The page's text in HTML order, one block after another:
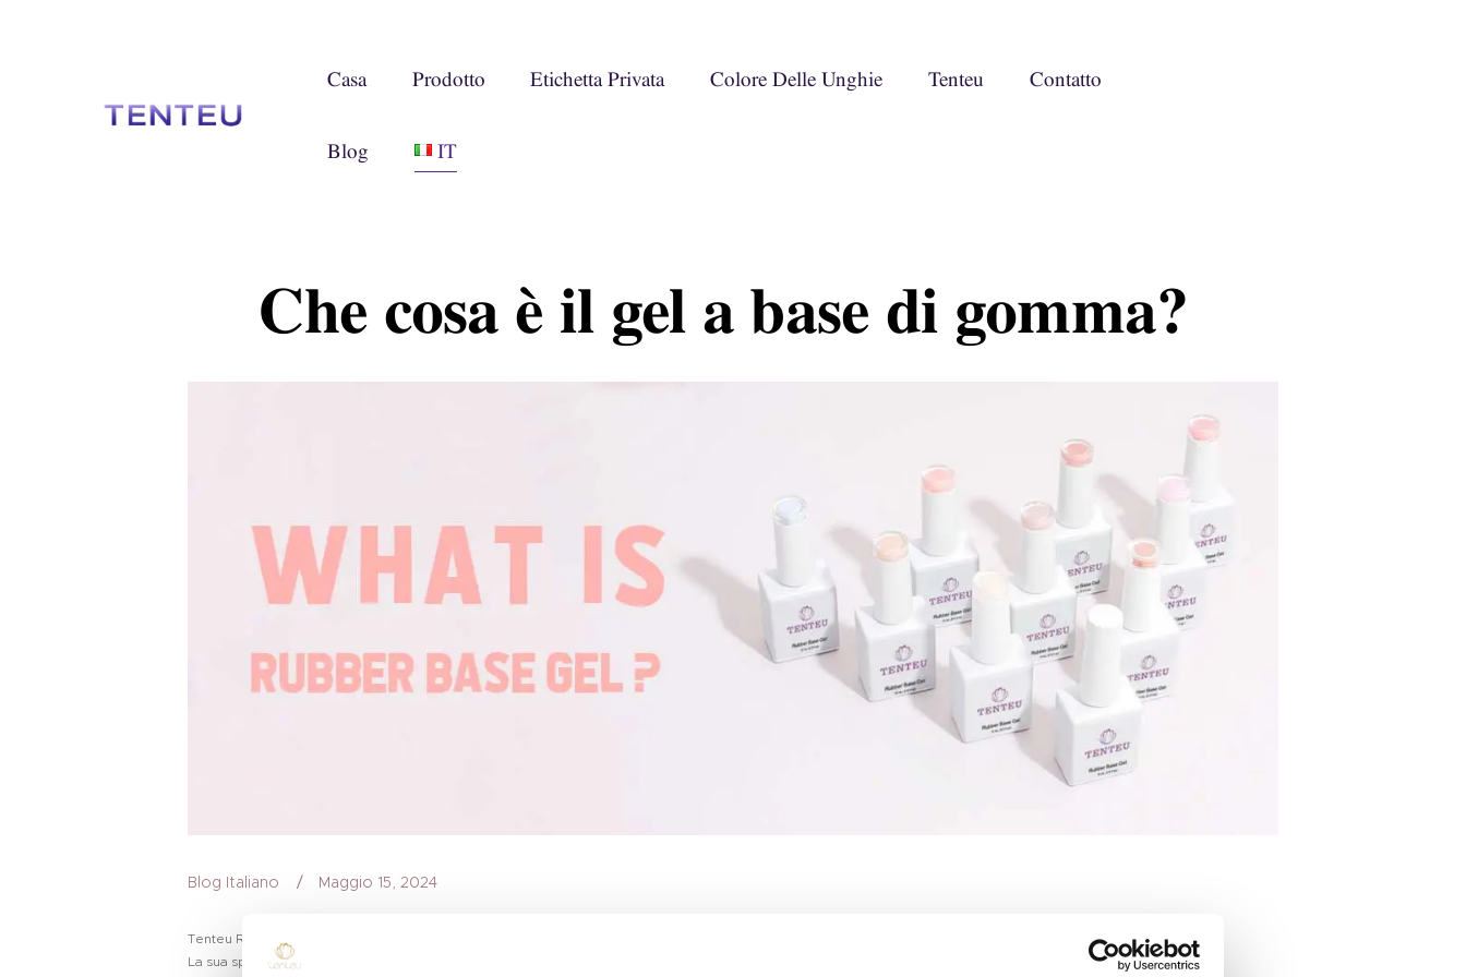
Casa Prodotto Etichetta Privata Colore Delle Unghie Tenteu Contatto
Blog IT
Che cosa è il gel a base di gomma?
Blog Italiano Maggio 15, 2024
Tenteu Rubber Base Coat è una base di media consistenza, leggermente più densa in viscosità.
La sua speciale composizione aumenta la densità della base dopo la polimerizzazione, rendendola più resistente ed elastica, e garantendo un’elevata elasticità,